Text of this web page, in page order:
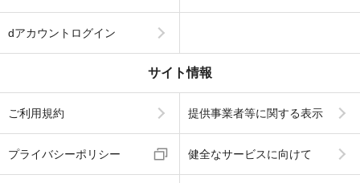
dアカウントログイン
サイト情報
ご利用規約 提供事業者等に関する表示
プライバシーポリシー 健全なサービスに向けて